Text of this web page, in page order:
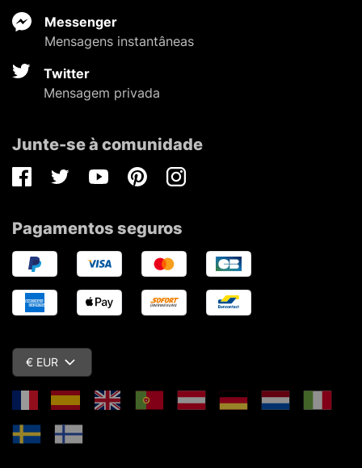
Messenger
Mensagens instantâneas
Twitter
Mensagem privada
Junte-se à comunidade
FacebookTwitterYoutubePinterestInstagram
Pagamentos seguros
€ EUR